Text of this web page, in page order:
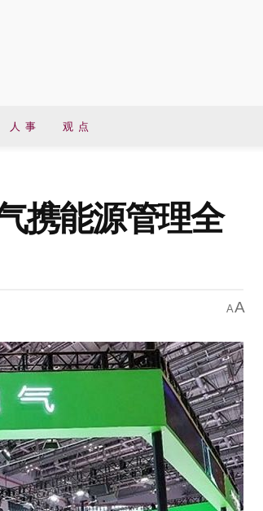
人 事 观 点
携能源管理全
AA